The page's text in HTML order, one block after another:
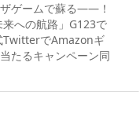
ゲームで蘇る――！
来への航路」G123で
TwitterでAmazonギ
たるキャンペーン同